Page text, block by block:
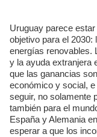
Uruguay parece estar en buen camino para alcanzar su
objetivo para el 2030:
energías renovables.
y la ayuda extranjera
que las ganancias
económico y social,
seguir, no solamente
también para el
España y Alemania
esperar a que los